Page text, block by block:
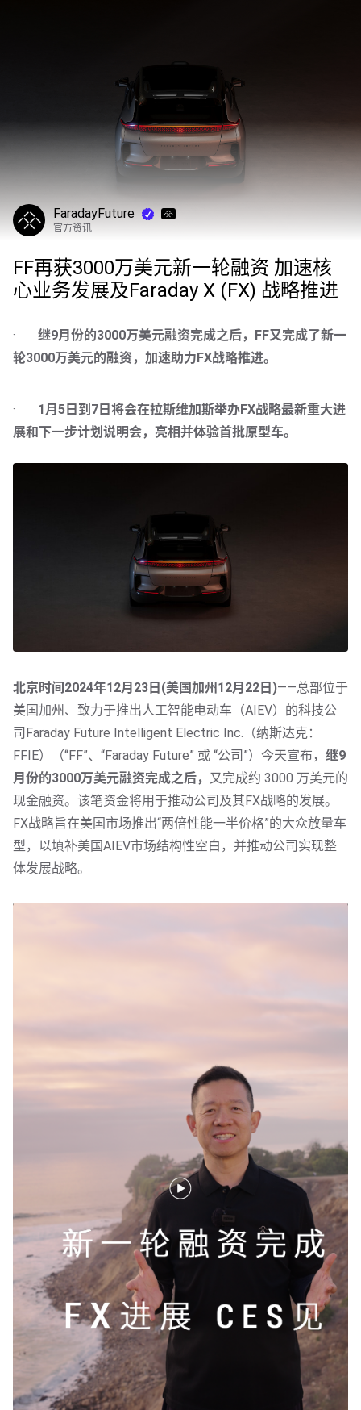
FaradayFuture
官方资讯
FF再获3000万美元新一轮融资 加速核
心业务发展及Faraday X (FX) 战略推进
· 继9月份的3000万美元融资完成之后，FF又完成了新一
轮3000万美元的融资，加速助力FX战略推进。
· 1月5日到7日将会在拉斯维加斯举办FX战略最新重大进
展和下一步计划说明会，亮相并体验首批原型车。
北京时间2024年12月23日(美国加州12月22日)——总部位于
美国加州、致力于推出人工智能电动车（AIEV）的科技公
司Faraday Future Intelligent Electric Inc.（纳斯达克：
FFIE）（“FF”、“Faraday Future” 或 “公司”）今天宣布， 继9
月份的3000万美元融资完成之后， 又完成约 3000 万美元的
现金融资。该笔资金将用于推动公司及其FX战略的发展。
FX战略旨在美国市场推出“两倍性能一半价格”的大众放量车
型，以填补美国AIEV市场结构性空白，并推动公司实现整
体发展战略。
Play